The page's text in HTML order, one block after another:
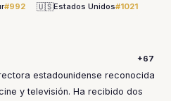
#992 🇺🇸Estados Unidos#1021
+67
estadounidense reconocida
y televisión. Ha recibido dos